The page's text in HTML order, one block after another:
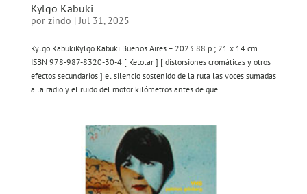
Kylgo Kabuki
por zindo | Jul 31, 2025
Kylgo KabukiKylgo Kabuki Buenos Aires – 2023 88 p.; 21 x 14 cm.
ISBN 978-987-8320-30-4 [ Ketolar ] [ distorsiones cromáticas y otros
efectos secundarios ] el silencio sostenido de la ruta las voces sumadas
a la radio y el ruido del motor kilómetros antes de que...